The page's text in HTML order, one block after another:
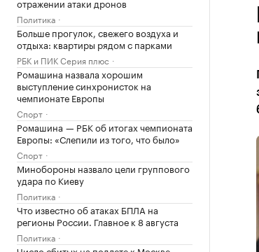
отражении атаки дронов
Политика
Больше прогулок, свежего воздуха и
отдыха: квартиры рядом с парками
РБК и ПИК Серия плюс
Ромашина назвала хорошим
выступление синхронисток на
чемпионате Европы
Спорт
Ромашина — РБК об итогах чемпионата
Европы: «Слепили из того, что было»
Спорт
Минобороны назвало цели группового
удара по Киеву
Политика
Что известно об атаках БПЛА на
регионы России. Главное к 8 августа
Политика